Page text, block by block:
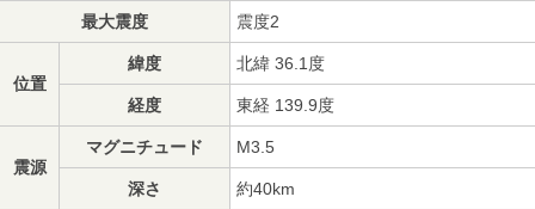
最大震度 震度2
位置
緯度 北緯 36.1度
経度 東経 139.9度
震源
マグニチュード M3.5
深さ 約40km